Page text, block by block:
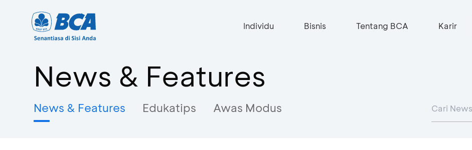
Individu Bisnis Tentang BCA Karir
News & Features
News & Features Edukatips Awas Modus